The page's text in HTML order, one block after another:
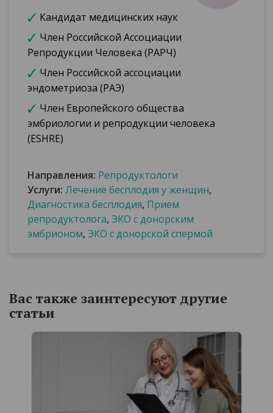
Кандидат медицинских наук
Член Российской Ассоциации
Репродукции Человека (РАРЧ)
Член Российской ассоциации
эндометриоза (РАЭ)
Член Европейского общества
эмбриологии и репродукции человека
(ESHRE)
Направления: Репродуктологи
Услуги: Лечение бесплодия у женщин,
Диагностика бесплодия, Прием
репродуктолога, ЭКО с донорским
эмбрионом, ЭКО с донорской спермой
Вас также заинтересуют другие
статьи